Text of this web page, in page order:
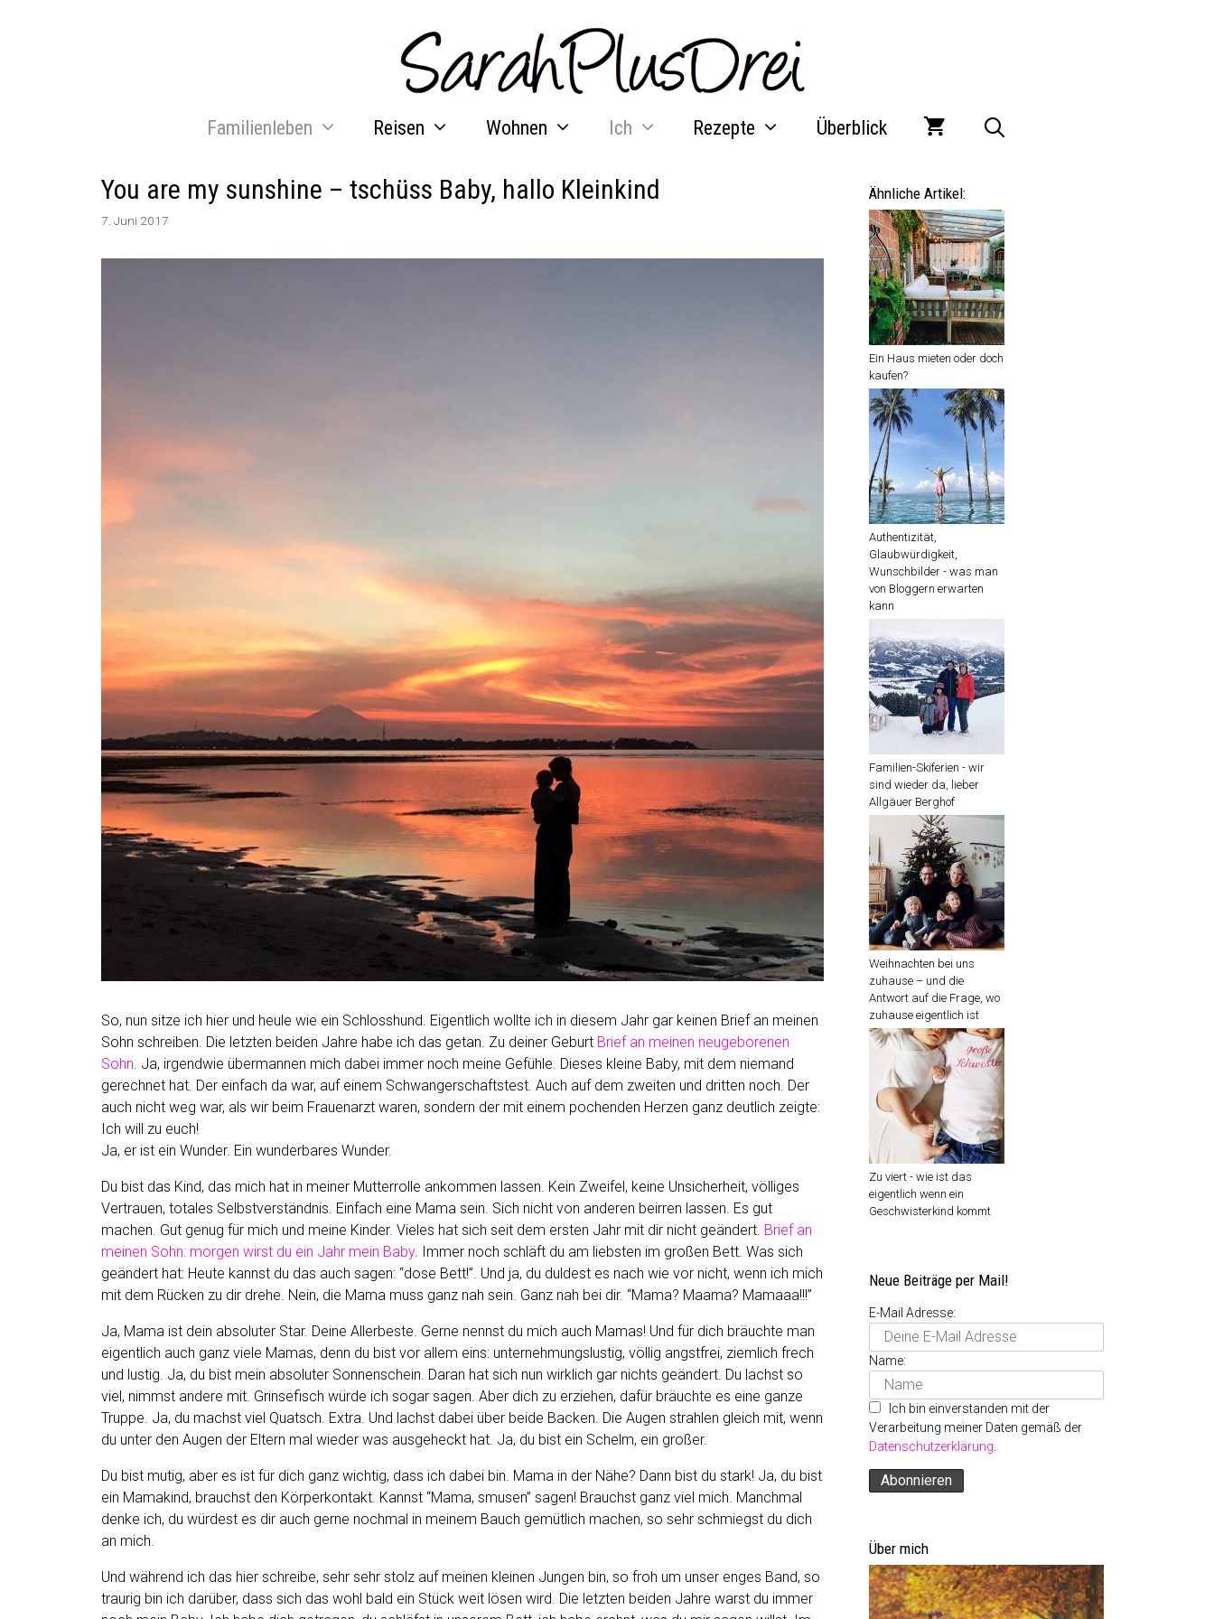
Familienleben Reisen Wohnen Ich Rezepte Überblick
You are my sunshine – tschüss Baby, hallo Kleinkind
7. Juni 2017
So, nun sitze ich hier und heule wie ein Schlosshund. Eigentlich wollte ich in diesem Jahr gar keinen Brief an meinen
Sohn schreiben. Die letzten beiden Jahre habe ich das getan. Zu deiner Geburt Brief an meinen neugeborenen
Sohn. Ja, irgendwie übermannen mich dabei immer noch meine Gefühle. Dieses kleine Baby, mit dem niemand
gerechnet hat. Der einfach da war, auf einem Schwangerschaftstest. Auch auf dem zweiten und dritten noch. Der
auch nicht weg war, als wir beim Frauenarzt waren, sondern der mit einem pochenden Herzen ganz deutlich zeigte:
Ich will zu euch!
Ja, er ist ein Wunder. Ein wunderbares Wunder.
Du bist das Kind, das mich hat in meiner Mutterrolle ankommen lassen. Kein Zweifel, keine Unsicherheit, völliges
Vertrauen, totales Selbstverständnis. Einfach eine Mama sein. Sich nicht von anderen beirren lassen. Es gut
machen. Gut genug für mich und meine Kinder. Vieles hat sich seit dem ersten Jahr mit dir nicht geändert. Brief an
meinen Sohn: morgen wirst du ein Jahr mein Baby. Immer noch schläft du am liebsten im großen Bett. Was sich
geändert hat: Heute kannst du das auch sagen: “dose Bett!”. Und ja, du duldest es nach wie vor nicht, wenn ich mich
mit dem Rücken zu dir drehe. Nein, die Mama muss ganz nah sein. Ganz nah bei dir. “Mama? Maama? Mamaaa!!!”
Ja, Mama ist dein absoluter Star. Deine Allerbeste. Gerne nennst du mich auch Mamas! Und für dich bräuchte man
eigentlich auch ganz viele Mamas, denn du bist vor allem eins: unternehmungslustig, völlig angstfrei, ziemlich frech
und lustig. Ja, du bist mein absoluter Sonnenschein. Daran hat sich nun wirklich gar nichts geändert. Du lachst so
viel, nimmst andere mit. Grinsefisch würde ich sogar sagen. Aber dich zu erziehen, dafür bräuchte es eine ganze
Truppe. Ja, du machst viel Quatsch. Extra. Und lachst dabei über beide Backen. Die Augen strahlen gleich mit, wenn
du unter den Augen der Eltern mal wieder was ausgeheckt hat. Ja, du bist ein Schelm, ein großer.
Du bist mutig, aber es ist für dich ganz wichtig, dass ich dabei bin. Mama in der Nähe? Dann bist du stark! Ja, du bist
ein Mamakind, brauchst den Körperkontakt. Kannst “Mama, smusen” sagen! Brauchst ganz viel mich. Manchmal
denke ich, du würdest es dir auch gerne nochmal in meinem Bauch gemütlich machen, so sehr schmiegst du dich
an mich.
Und während ich das hier schreibe, sehr sehr stolz auf meinen kleinen Jungen bin, so froh um unser enges Band, so
traurig bin ich darüber, dass sich das wohl bald ein Stück weit lösen wird. Die letzten beiden Jahre warst du immer
Ähnliche Artikel:
Ein Haus mieten oder doch
kaufen?
Authentizität,
Glaubwürdigkeit,
Wunschbilder - was man
von Bloggern erwarten
kann
Familien-Skiferien - wir
sind wieder da, lieber
Allgäuer Berghof
Weihnachten bei uns
zuhause – und die
Antwort auf die Frage, wo
zuhause eigentlich ist
Zu viert - wie ist das
eigentlich wenn ein
Geschwisterkind kommt
Neue Beiträge per Mail!
E-Mail Adresse:
Name:
Ich bin einverstanden mit der
Verarbeitung meiner Daten gemäß der
Datenschutzerklärung
Über mich